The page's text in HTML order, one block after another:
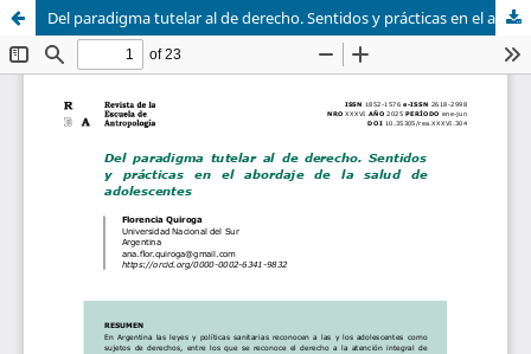
Del paradigma tutelar al de derecho. Sentidos y prácticas en el abordaje de la salud de adolescentes